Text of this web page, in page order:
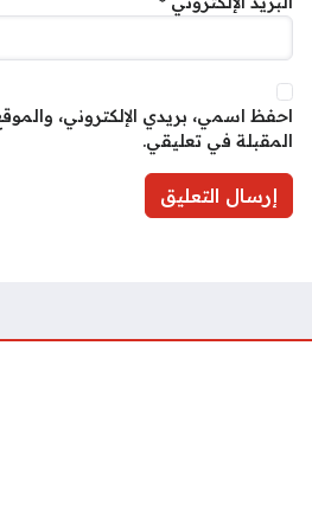
احفظ اسمي، بريدي الإلكتروني،
المقبلة في تعليقي.